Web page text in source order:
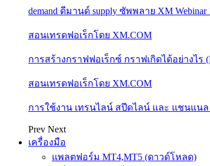
demand ดีมานด์ supply ซัพพลาย XM
สอนเทรดฟอเร็กโดย XM.COM
การสร้างกราฟฟอเร็กซ์ กราฟเกิดได้อย่างไร
สอนเทรดฟอเร็กโดย XM.COM
การใช้งาน เทรนไลน์ สปีดไลน์ และ แชนแนล
Prev Next
เครื่องมือ
แพลตฟอร์ม MT4,MT5 (ดาวด์โหลด)